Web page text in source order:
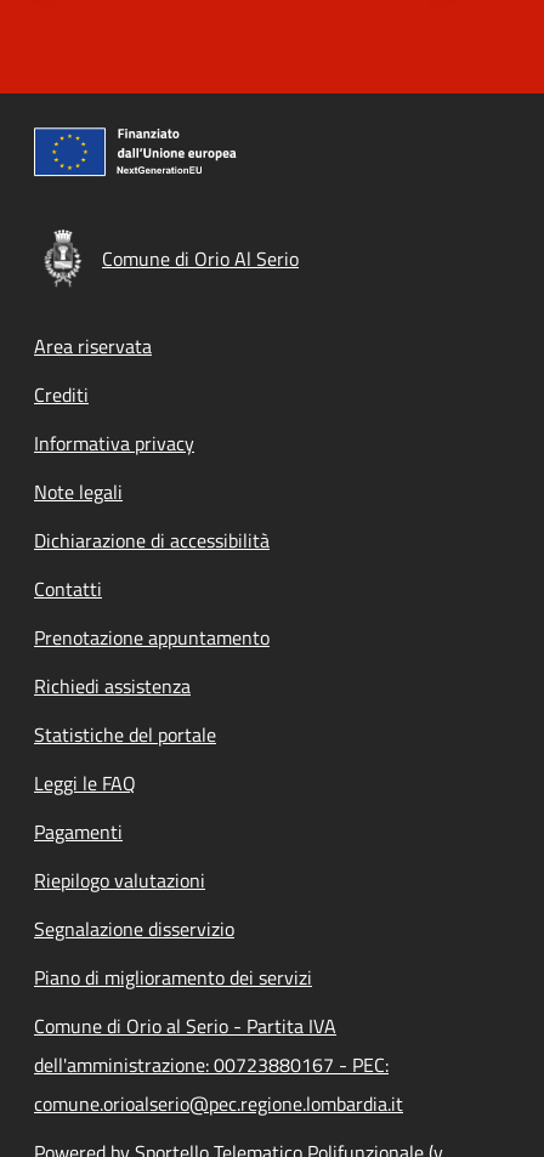
Comune di Orio Al Serio
Footer menu
Area riservata
Crediti
Informativa privacy
Note legali
Dichiarazione di accessibilità
Contatti
Prenotazione appuntamento
Richiedi assistenza
Statistiche del portale
Leggi le FAQ
Pagamenti
Riepilogo valutazioni
Segnalazione disservizio
Piano di miglioramento dei servizi
Comune di Orio al Serio - Partita IVA
dell'amministrazione: 00723880167 - PEC:
comune.orioalserio@pec.regione.lombardia.it